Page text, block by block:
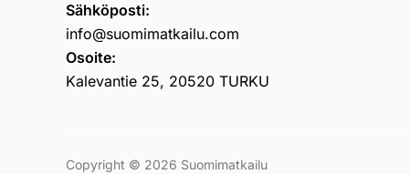
Sähköposti:
info@suomimatkailu.com
Osoite:
Kalevantie 25, 20520 TURKU
Copyright © 2026 Suomimatkailu